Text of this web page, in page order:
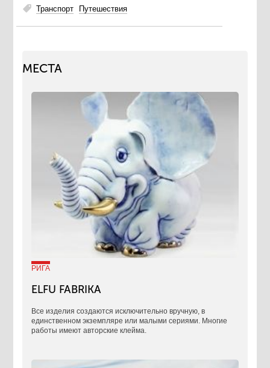
Транспорт Путешествия
МЕСТА
РИГА
ELFU FABRIKA
Все изделия создаются исключительно вручную, в
единственном экземпляре или малыми сериями. Многие
работы имеют авторские клейма.